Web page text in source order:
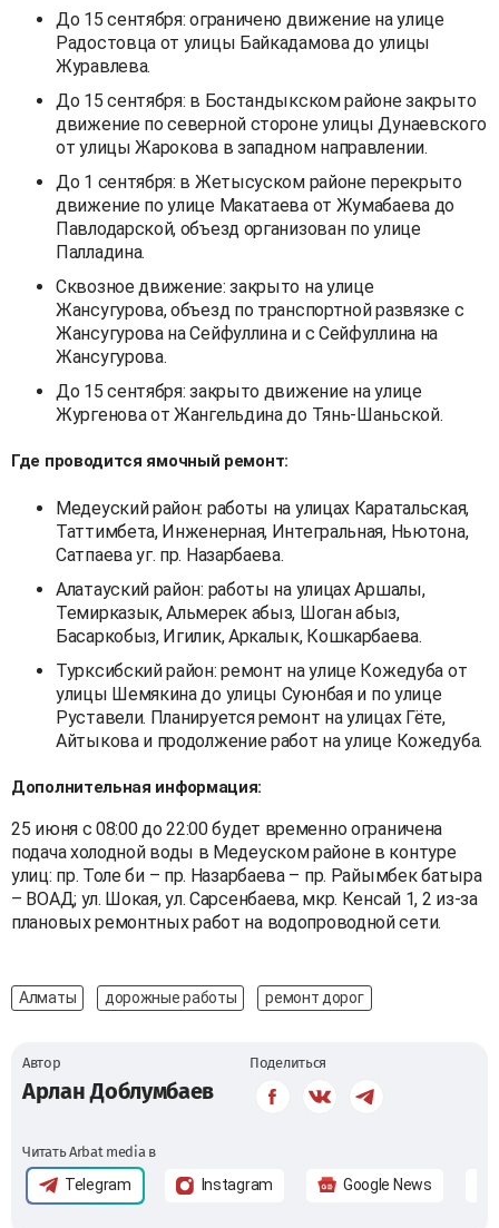
До 15 сентября: ограничено движение на улице
Радостовца от улицы Байкадамова до улицы
Журавлева.
До 15 сентября: в Бостандыкском районе закрыто
движение по северной стороне улицы Дунаевского
от улицы Жарокова в западном направлении.
До 1 сентября: в Жетысуском районе перекрыто
движение по улице Макатаева от Жумабаева до
Павлодарской, объезд организован по улице
Палладина.
Сквозное движение: закрыто на улице
Жансугурова, объезд по транспортной развязке с
Жансугурова на Сейфуллина и с Сейфуллина на
Жансугурова.
До 15 сентября: закрыто движение на улице
Жургенова от Жангельдина до Тянь-Шаньской.
Где проводится ямочный ремонт:
Медеуский район: работы на улицах Каратальская,
Таттимбета, Инженерная, Интегральная, Ньютона,
Сатпаева уг. пр. Назарбаева.
Алатауский район: работы на улицах Аршалы,
Темирказык, Альмерек абыз, Шоган абыз,
Басаркобыз, Игилик, Аркалык, Кошкарбаева.
Турксибский район: ремонт на улице Кожедуба от
улицы Шемякина до улицы Суюнбая и по улице
Руставели. Планируется ремонт на улицах Гёте,
Айтыкова и продолжение работ на улице Кожедуба.
Дополнительная информация:
25 июня с 08:00 до 22:00 будет временно ограничена
подача холодной воды в Медеуском районе в контуре
улиц: пр. Толе би – пр. Назарбаева – пр. Райымбек батыра
– ВОАД; ул. Шокая, ул. Сарсенбаева, мкр. Кенсай 1, 2 из-за
плановых ремонтных работ на водопроводной сети.
Алматы дорожные работы ремонт дорог
Автор
Арлан Доблумбаев
Поделиться
Читать Arbat media в
Telegram Instagram Google News